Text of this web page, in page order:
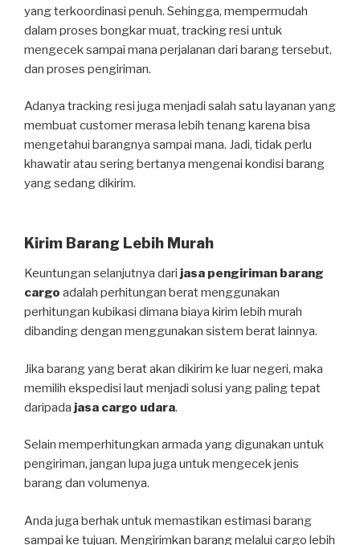
yang terkoordinasi penuh. Sehingga, mempermudah
dalam proses bongkar muat, tracking resi untuk
mengecek sampai mana perjalanan dari barang tersebut,
dan proses pengiriman.
Adanya tracking resi juga menjadi salah satu layanan yang
membuat customer merasa lebih tenang karena bisa
mengetahui barangnya sampai mana. Jadi, tidak perlu
khawatir atau sering bertanya mengenai kondisi barang
yang sedang dikirim.
Kirim Barang Lebih Murah
Keuntungan selanjutnya dari jasa pengiriman barang
cargo adalah perhitungan berat menggunakan
perhitungan kubikasi dimana biaya kirim lebih murah
dibanding dengan menggunakan sistem berat lainnya.
Jika barang yang berat akan dikirim ke luar negeri, maka
memilih ekspedisi laut menjadi solusi yang paling tepat
daripada jasa cargo udara.
Selain memperhitungkan armada yang digunakan untuk
pengiriman, jangan lupa juga untuk mengecek jenis
barang dan volumenya.
Anda juga berhak untuk memastikan estimasi barang
sampai ke tujuan. Mengirimkan barang melalui cargo lebih